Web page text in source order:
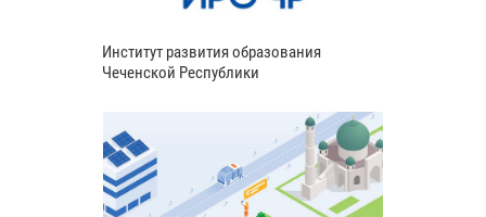
Институт развития образования
Чеченской Республики